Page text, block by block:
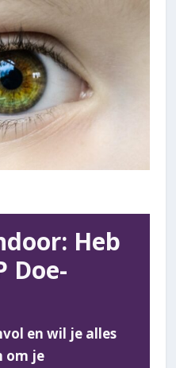
Heb
Doe-
en wil je alles
om je